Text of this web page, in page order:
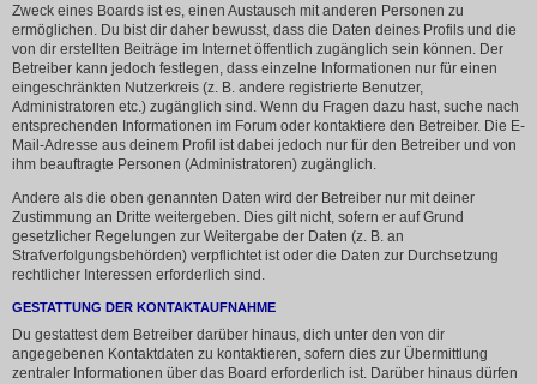
Zweck eines Boards ist es, einen Austausch mit anderen Personen zu
ermöglichen. Du bist dir daher bewusst, dass die Daten deines Profils und die
von dir erstellten Beiträge im Internet öffentlich zugänglich sein können. Der
Betreiber kann jedoch festlegen, dass einzelne Informationen nur für einen
eingeschränkten Nutzerkreis (z. B. andere registrierte Benutzer,
Administratoren etc.) zugänglich sind. Wenn du Fragen dazu hast, suche nach
entsprechenden Informationen im Forum oder kontaktiere den Betreiber. Die E-
Mail-Adresse aus deinem Profil ist dabei jedoch nur für den Betreiber und von
ihm beauftragte Personen (Administratoren) zugänglich.
Andere als die oben genannten Daten wird der Betreiber nur mit deiner
Zustimmung an Dritte weitergeben. Dies gilt nicht, sofern er auf Grund
gesetzlicher Regelungen zur Weitergabe der Daten (z. B. an
Strafverfolgungsbehörden) verpflichtet ist oder die Daten zur Durchsetzung
rechtlicher Interessen erforderlich sind.
GESTATTUNG DER KONTAKTAUFNAHME
Du gestattest dem Betreiber darüber hinaus, dich unter den von dir
angegebenen Kontaktdaten zu kontaktieren, sofern dies zur Übermittlung
zentraler Informationen über das Board erforderlich ist. Darüber hinaus dürfen